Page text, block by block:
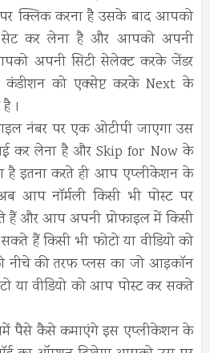
क्लिक करना है उसके बाद आपको
सेट कर लेना है और आपको अपनी
अपनी सिटी सेलेक्ट करके जेंडर
कंडीशन को एक्सेप्ट करके Next के
।
नंबर पर एक ओटीपी जाएगा उस
कर लेना है और Skip for Now के
है इतना करते ही आप एप्लीकेशन के
आप नॉर्मली किसी भी पोस्ट पर
और आप अपनी प्रोफाइल में किसी
हैं किसी भी फोटो या वीडियो को
नीचे की तरफ प्लस का जो आइकॉन
या वीडियो को आप पोस्ट कर सकते
पैसे कैसे कमाएंगे इस एप्लीकेशन के